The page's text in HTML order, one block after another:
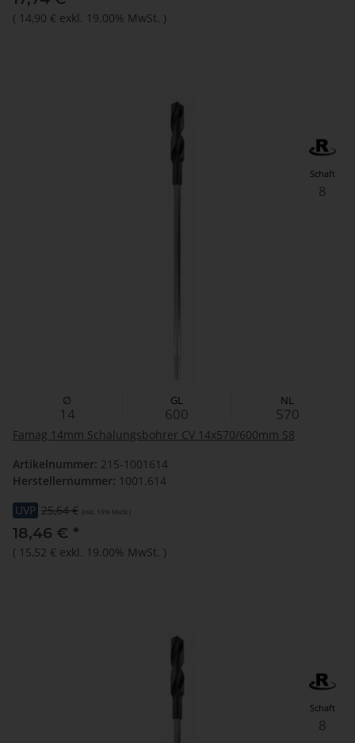
( 14,90 € exkl. 19.00% MwSt. )
∅
14
GL
600
NL
570
Schaft
8
Famag 14mm Schalungsbohrer CV 14x570/600mm S8
Artikelnummer: 215-1001614
Herstellernummer: 1001.614
UVP 25,64 € (inkl. 19% MwSt.)
18,46 € *
( 15,52 € exkl. 19.00% MwSt. )
Schaft
8